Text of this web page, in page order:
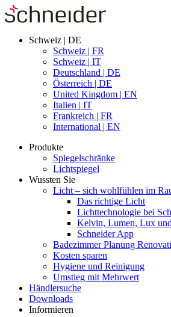
Schweiz | DE
Schweiz | FR
Schweiz | IT
Deutschland | DE
Österreich | DE
United Kingdom | EN
Italien | IT
Frankreich | FR
International | EN
Produkte
Spiegelschränke
Lichtspiegel
Wussten Sie
Licht – sich wohlfühlen im
Das richtige Licht
Lichttechnologie bei
Kelvin, Lumen, Lux
Schneider App
Badezimmer Planung
Kosten sparen
Hygiene und Reinigung
Umstieg mit Mehrwert
Händlersuche
Downloads
Informieren